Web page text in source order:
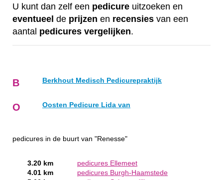
U kunt dan zelf een pedicure uitzoeken en
eventueel de prijzen en recensies van een
aantal pedicures vergelijken.
B Berkhout Medisch Pedicurepraktijk
O Oosten Pedicure Lida van
pedicures in de buurt van "Renesse"
3.20 km
pedicures Ellemeet
4.01 km
pedicures Burgh-Haamstede